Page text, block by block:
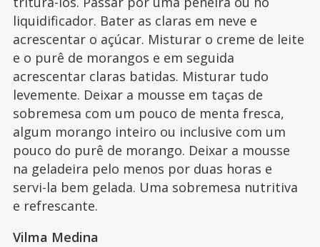
liquidificador. Bater as claras em neve e
acrescentar o açúcar. Misturar o creme de leite
e o purê de morangos e em seguida
acrescentar claras batidas. Misturar tudo
levemente. Deixar a mousse em taças de
sobremesa com um pouco de menta fresca,
algum morango inteiro ou inclusive com um
pouco do purê de morango. Deixar a mousse
na geladeira pelo menos por duas horas e
servi-la bem gelada. Uma sobremesa nutritiva
e refrescante.
Vilma Medina